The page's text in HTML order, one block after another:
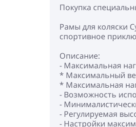
Покупка
Рамы для коляски
спортивное
Описание:
- Максимальная
* Максимальный
* Максимальная
- Возможность
-
- Регулируемая
- Настройки